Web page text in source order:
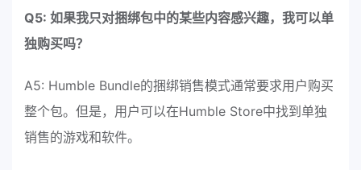
Q5: 如果我只对捆绑包中的某些内容感兴趣，我可以单
独购买吗？
A5: Humble Bundle的捆绑销售模式通常要求用户购买
整个包。但是，用户可以在Humble Store中找到单独
销售的游戏和软件。